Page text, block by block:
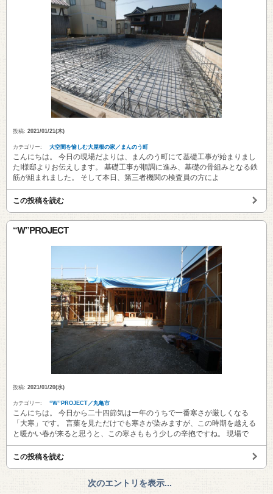
投稿: 2021/01/21(木)
カテゴリー: 大空間を愉しむ大屋根の家／まんのう町
こんにちは。 今日の現場だよりは、まんのう町にて基礎工事が始まりまし
たI様邸よりお伝えします。 基礎工事が順調に進み、基礎の骨組みとなる鉄
筋が組まれました。 そして本日、第三者機関の検査員の方によ
この投稿を読む
“W”PROJECT
投稿: 2021/01/20(水)
カテゴリー: “W”PROJECT／丸亀市
こんにちは。 今日から二十四節気は一年のうちで一番寒さが厳しくなる
「大寒」です。 言葉を見ただけでも寒さが染みますが、この時期を越える
と暖かい春が来ると思うと、この寒さももう少しの辛抱ですね。 現場で
この投稿を読む
次のエントリを表示...